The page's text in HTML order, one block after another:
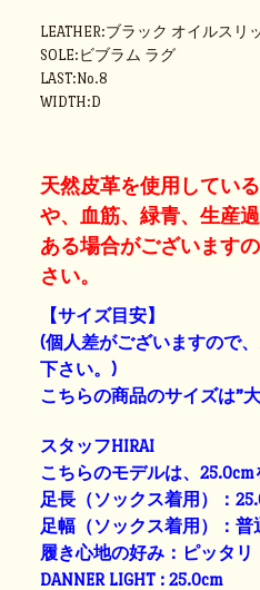
LEATHER:ブラック オイルスリ
SOLE:ビブラム ラグ
LAST:No.8
WIDTH:D
天然皮革を使用してい
や、血筋、緑青、生産
ある場合がございます
さい。
【サイズ目安】
(個人差がございますので
下さい。)
こちらの商品のサイズは”大
スタッフHIRAI
こちらのモデルは、25.0cm
足長（ソックス着用）：
足幅（ソックス着用）：普
履き心地の好み：ピッタリ
DANNER LIGHT : 25.0cm